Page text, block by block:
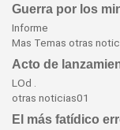
Guerra por los
Informe
Mas Temas otras
Acto de
LOd .
otras noticias01
El más fatídico